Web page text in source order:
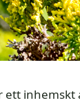
ett inhemskt